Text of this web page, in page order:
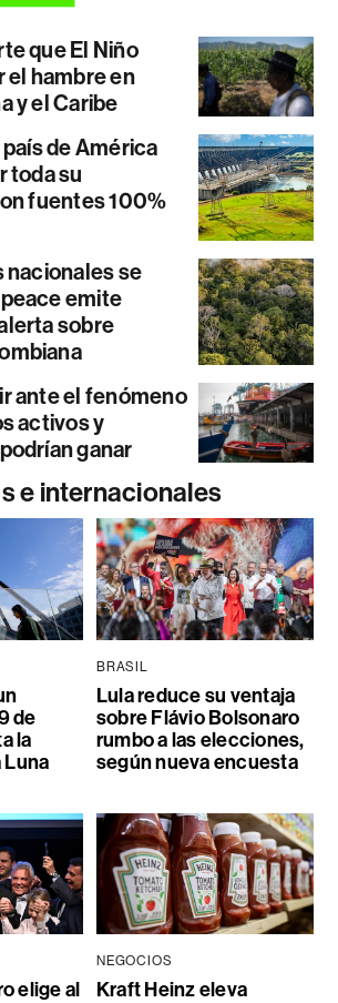
que El Niño
el hambre en
y el Caribe
de América
toda su
fuentes 100%
nacionales se
emite
sobre
ante el fenómeno
activos y
ganar
e internacionales
de
la
BRASIL
Lula reduce su ventaja
sobre Flávio Bolsonaro
rumbo a las elecciones,
según nueva encuesta
elige al
NEGOCIOS
Kraft Heinz eleva